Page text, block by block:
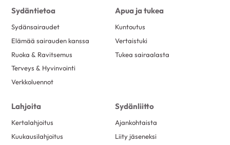
Sydäntietoa
Sydänsairaudet
Elämää sairauden kanssa
Ruoka & Ravitsemus
Terveys & Hyvinvointi
Verkkoluennot
Apua ja tukea
Kuntoutus
Vertaistuki
Tukea sairaalasta
Lahjoita
Kertalahjoitus
Kuukausilahjoitus
Sydänliitto
Ajankohtaista
Liity jäseneksi